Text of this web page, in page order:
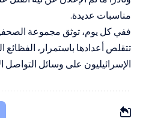
مناسبات عديدة.
ففي كل يوم، توثق مجموعة
تتقلص أعدادها باستمرار، الفظائع
الإسرائيليون على وسائل التواصل